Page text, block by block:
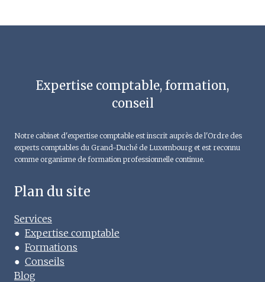
Expertise comptable, formation,
conseil
Notre cabinet d'expertise comptable est inscrit auprès de l'Ordre des
experts comptables du Grand-Duché de Luxembourg et est reconnu
comme organisme de formation professionnelle continue.
Plan du site
Services
● Expertise comptable
● Formations
● Conseils
Blog